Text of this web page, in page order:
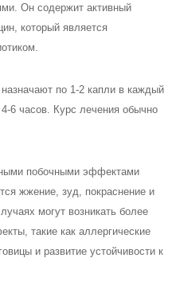
Он содержит активный
который является
назначают по 1-2 капли в каждый
6 часов. Курс лечения обычно
побочными эффектами
жжение, зуд, покраснение и
могут возникать более
такие как аллергические
и развитие устойчивости к